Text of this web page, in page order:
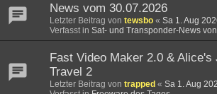
News vom 30.07.2026
Letzter Beitrag von tewsbo « Sa 1. Aug
Verfasst in Sat- und Transponder-News
Fast Video Maker 2.0 & Alice's
Travel 2
Letzter Beitrag von trapped « Sa 1. Aug